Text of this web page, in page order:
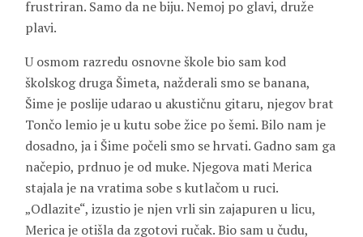
frustriran. Samo da ne biju. Nemoj po glavi, druže
plavi.
U osmom razredu osnovne škole bio sam kod
školskog druga Šimeta, nažderali smo se banana,
Šime je poslije udarao u akustičnu gitaru, njegov brat
Tončo lemio je u kutu sobe žice po šemi. Bilo nam je
dosadno, ja i Šime počeli smo se hrvati. Gadno sam ga
načepio, prdnuo je od muke. Njegova mati Merica
stajala je na vratima sobe s kutlačom u ruci.
„Odlazite“, izustio je njen vrli sin zajapuren u licu,
Merica je otišla da zgotovi ručak. Bio sam u čudu,